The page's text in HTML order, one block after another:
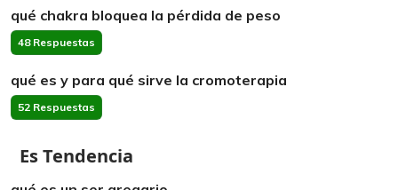
qué chakra bloquea la pérdida de peso
48 Respuestas
qué es y para qué sirve la cromoterapia
52 Respuestas
Es Tendencia